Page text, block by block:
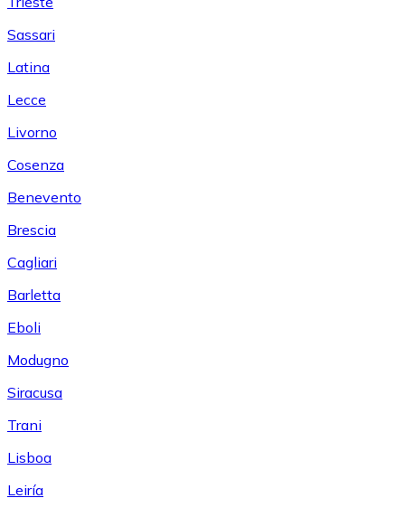
Sassari
Latina
Lecce
Livorno
Cosenza
Benevento
Brescia
Cagliari
Barletta
Eboli
Modugno
Siracusa
Trani
Lisboa
Leiría